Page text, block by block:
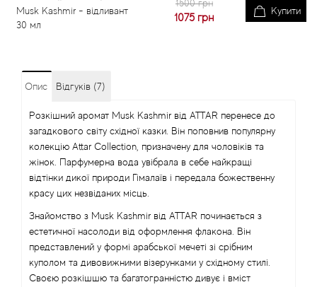
Musk Kashmir - відливант
30 мл
1500 грн
1075 грн
Купити
Опис Відгуків (7)
Розкішний аромат Musk Kashmir від ATTAR перенесе до
загадкового світу східної казки. Він поповнив популярну
колекцію Attar Collection, призначену для чоловіків та
жінок. Парфумерна вода увібрала в себе найкращі
відтінки дикої природи Гімалаїв і передала божественну
красу цих незвіданих місць.
Знайомство з Musk Kashmir від ATTAR починається з
естетичної насолоди від оформлення флакона. Він
представлений у формі арабської мечеті зі срібним
куполом та дивовижними візерунками у східному стилі.
Своєю розкішшю та багатогранністю дивує і вміст